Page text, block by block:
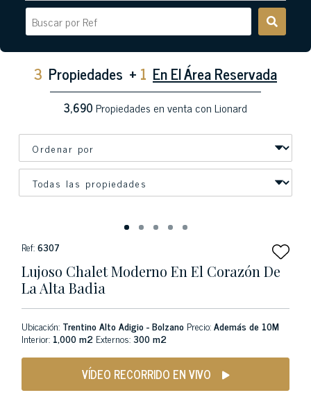
3 Propiedades + 1 En El Área Reservada
3,690Propiedades en venta con Lionard
Ref:6307
Lujoso Chalet Moderno En El Corazón De
La Alta Badia
Ubicación: Trentino Alto Adigio - Bolzano Precio:Además de 10M
Interior: 1,000 m2 Externos:300 m2
VÍDEO RECORRIDO EN VIVO